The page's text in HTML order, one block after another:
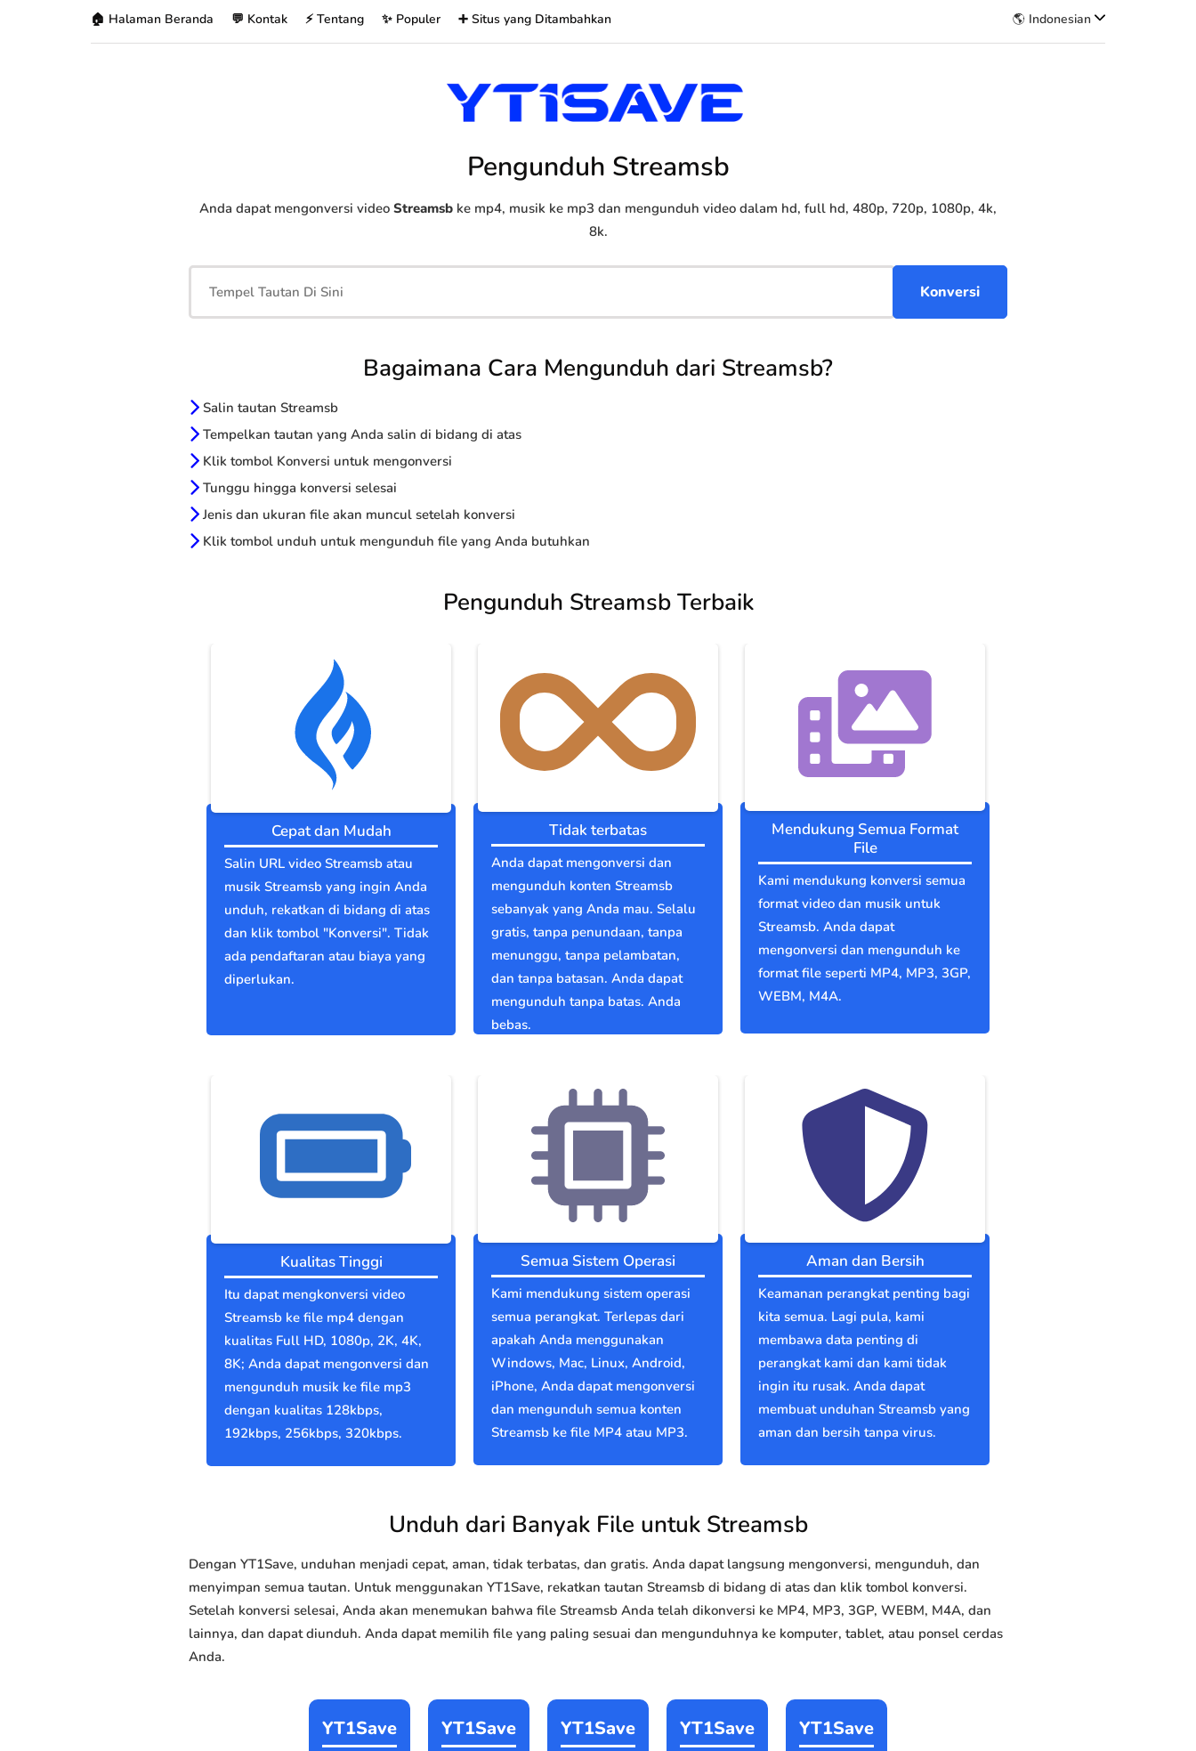
🏠 Halaman Beranda 💬 Kontak ⚡ Tentang ✨ Populer ➕ Situs yang Ditambahkan 🌎 Indonesian
Pengunduh Streamsb
Anda dapat mengonversi video Streamsb ke mp4, musik ke mp3 dan mengunduh video dalam hd, full hd, 480p, 720p, 1080p, 4k,
8k.
Bagaimana Cara Mengunduh dari Streamsb?
Salin tautan Streamsb
Tempelkan tautan yang Anda salin di bidang di atas
Klik tombol Konversi untuk mengonversi
Tunggu hingga konversi selesai
Jenis dan ukuran file akan muncul setelah konversi
Klik tombol unduh untuk mengunduh file yang Anda butuhkan
Pengunduh Streamsb Terbaik
Cepat dan Mudah
Salin URL video Streamsb atau
musik Streamsb yang ingin Anda
unduh, rekatkan di bidang di atas
dan klik tombol "Konversi". Tidak
ada pendaftaran atau biaya yang
diperlukan.
Tidak terbatas
Anda dapat mengonversi dan
mengunduh konten Streamsb
sebanyak yang Anda mau. Selalu
gratis, tanpa penundaan, tanpa
menunggu, tanpa pelambatan,
dan tanpa batasan. Anda dapat
mengunduh tanpa batas. Anda
bebas.
Mendukung Semua Format
File
Kami mendukung konversi semua
format video dan musik untuk
Streamsb. Anda dapat
mengonversi dan mengunduh ke
format file seperti MP4, MP3, 3GP,
WEBM, M4A.
Kualitas Tinggi
Itu dapat mengkonversi video
Streamsb ke file mp4 dengan
kualitas Full HD, 1080p, 2K, 4K,
8K; Anda dapat mengonversi dan
mengunduh musik ke file mp3
dengan kualitas 128kbps,
192kbps, 256kbps, 320kbps.
Semua Sistem Operasi
Kami mendukung sistem operasi
semua perangkat. Terlepas dari
apakah Anda menggunakan
Windows, Mac, Linux, Android,
iPhone, Anda dapat mengonversi
dan mengunduh semua konten
Streamsb ke file MP4 atau MP3.
Aman dan Bersih
Keamanan perangkat penting bagi
kita semua. Lagi pula, kami
membawa data penting di
perangkat kami dan kami tidak
ingin itu rusak. Anda dapat
membuat unduhan Streamsb yang
aman dan bersih tanpa virus.
Unduh dari Banyak File untuk Streamsb
Dengan YT1Save, unduhan menjadi cepat, aman, tidak terbatas, dan gratis. Anda dapat langsung mengonversi, mengunduh, dan
menyimpan semua tautan. Untuk menggunakan YT1Save, rekatkan tautan Streamsb di bidang di atas dan klik tombol konversi.
Setelah konversi selesai, Anda akan menemukan bahwa file Streamsb Anda telah dikonversi ke MP4, MP3, 3GP, WEBM, M4A, dan
lainnya, dan dapat diunduh. Anda dapat memilih file yang paling sesuai dan mengunduhnya ke komputer, tablet, atau ponsel cerdas
Anda.
YT1Save YT1Save YT1Save YT1Save YT1Save